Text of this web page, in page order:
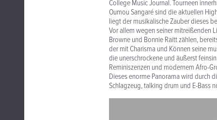
College Music Journal. Tourneen
Oumou Sangaré sind die aktuellen
liegt der musikalische Zauber dieses
Vor allem wegen seiner mitreißenden
Browne und Bonnie Raitt zählen,
der mit Charisma und Können seine
die unerschrockene und äußerst
Reminiszenzen und modernem Afro-
Dieses enorme Panorama wird durch
Schlagzeug, talking drum und E-Bass